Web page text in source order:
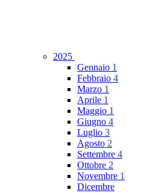
2025
Gennaio 1
Febbraio 4
Marzo 1
Aprile 1
Maggio 1
Giugno 4
Luglio 3
Agosto 2
Settembre 4
Ottobre 2
Novembre 1
Dicembre